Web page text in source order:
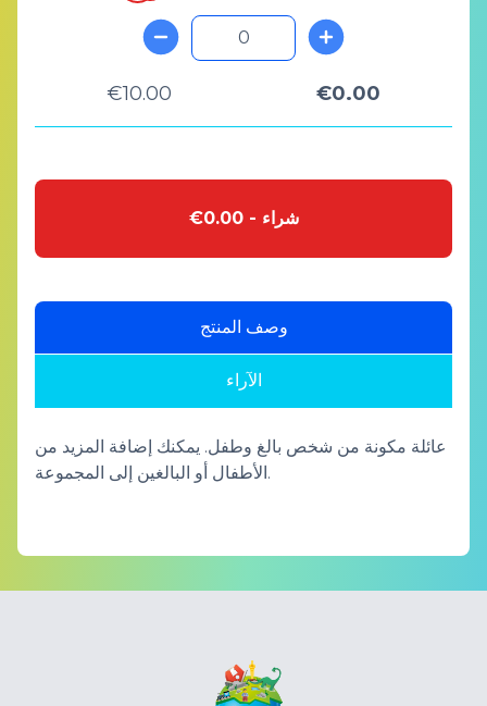
€10.00 €0.00
€0.00 - شراء
وصف المنتج
الآراء
عائلة مكونة من شخص بالغ وطفل. يمكنك إضافة المزيد من
الأطفال أو البالغين إلى المجموعة.